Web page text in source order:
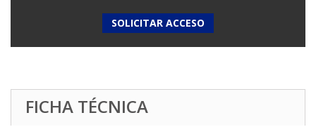
SOLICITAR ACCESO
FICHA TÉCNICA